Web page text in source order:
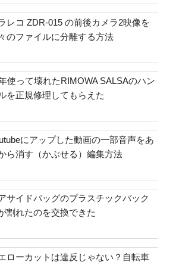
レコ ZDR-015 の前後カメラ2映像を
のファイルに分離する方法
使って壊れたRIMOWA SALSAのハン
を正規修理してもらえた
にアップした動画の一部音声をあ
ら消す（かぶせる）編集方法
サイドバッグのプラスチックバック
割れたのを交換できた
ローカットは違反じゃない？自転車